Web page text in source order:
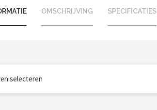
OMSCHRIJVING SPECIFICATIES
selecteren